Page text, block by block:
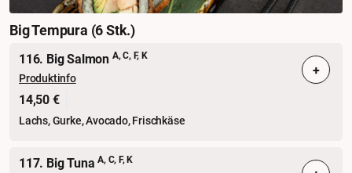
Big Tempura (6 Stk.)
116. Big Salmon A, C, F, K
Produktinfo
14,50 €
Lachs, Gurke, Avocado, Frischkäse
+
117. Big TunaA, C, F, K